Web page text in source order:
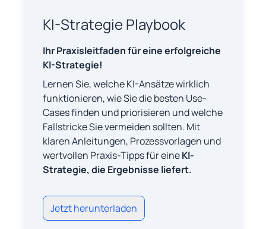
KI-Strategie Playbook
Ihr Praxisleitfaden für eine erfolgreiche
KI-Strategie!
Lernen Sie, welche KI-Ansätze wirklich
funktionieren, wie Sie die besten Use-
Cases finden und priorisieren und welche
Fallstricke Sie vermeiden sollten. Mit
klaren Anleitungen, Prozessvorlagen und
wertvollen Praxis-Tipps für eineKI-
Strategie, die Ergebnisse liefert.
Jetzt herunterladen